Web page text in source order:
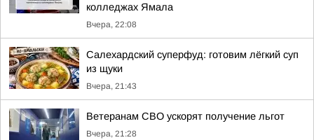
колледжах Ямала
Вчера, 22:08
Салехардский суперфуд: готовим лёгкий суп
из щуки
Вчера, 21:43
Ветеранам СВО ускорят получение льгот
Вчера, 21:28